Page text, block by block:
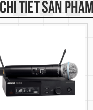
CHI TIẾT SẢN PHẨM